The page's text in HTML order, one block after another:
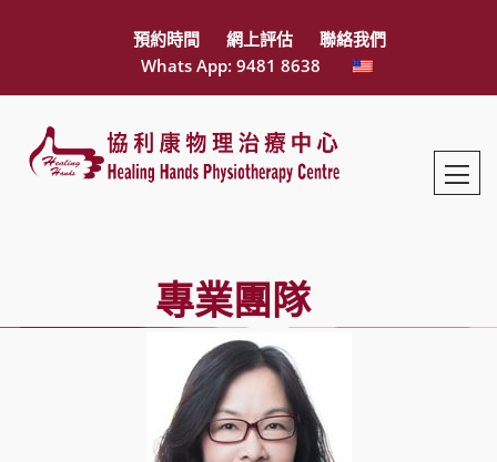
預約時間 網上評估
聯絡我們
Whats App: 9481 8638
專業團隊